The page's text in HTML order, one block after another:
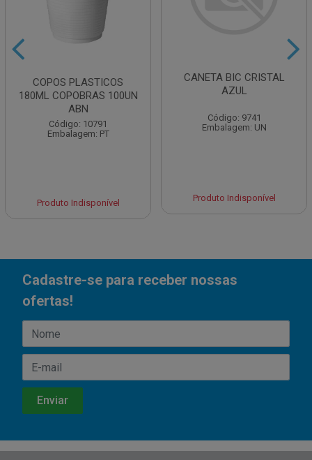
COPOS PLASTICOS
180ML COPOBRAS 100UN
ABN
Código: 10791
Embalagem: PT
Produto Indisponível
CANETA BIC CRISTAL
AZUL
Código: 9741
Embalagem: UN
Produto Indisponível
Cadastre-se para receber nossas
ofertas!